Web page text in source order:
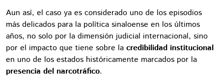
Aun así, el caso ya es considerado uno de los episodios
más delicados para la política sinaloense en los últimos
años, no solo por la dimensión judicial internacional, sino
por el impacto que tiene sobre la credibilidad institucional
en uno de los estados históricamente marcados por la
presencia del narcotráfico.